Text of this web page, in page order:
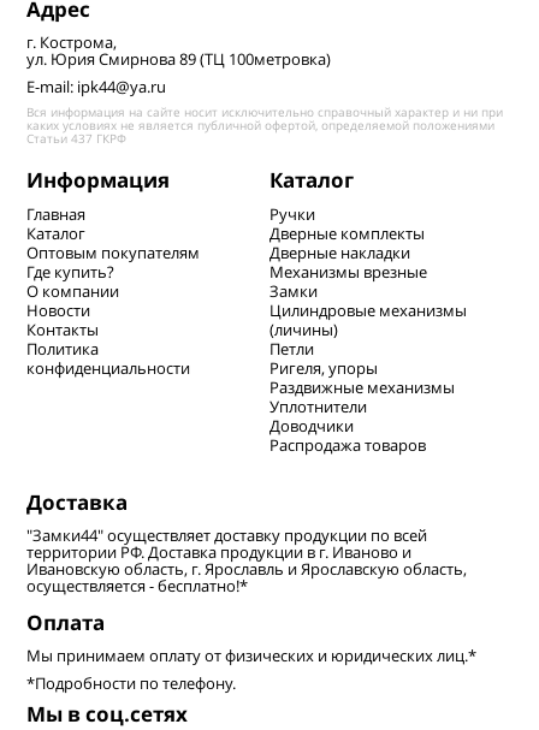
Адрес
г. Кострома,
ул. Юрия Смирнова 89 (ТЦ 100метровка)
E-mail: ipk44@ya.ru
Вся информация на сайте носит исключительно справочный характер и ни при
каких условиях не является публичной офертой, определяемой положениями
Статьи 437 ГКРФ
Информация
Главная
Каталог
Оптовым покупателям
Где купить?
О компании
Новости
Контакты
Политика
конфиденциальности
Каталог
Ручки
Дверные комплекты
Дверные накладки
Механизмы врезные
Замки
Цилиндровые механизмы
(личины)
Петли
Ригеля, упоры
Раздвижные механизмы
Уплотнители
Доводчики
Распродажа товаров
Доставка
"Замки44" осуществляет доставку продукции по всей
территории РФ. Доставка продукции в г. Иваново и
Ивановскую область, г. Ярославль и Ярославскую область,
осуществляется - бесплатно!*
Оплата
Мы принимаем оплату от физических и юридических лиц.*
*Подробности по телефону.
Мы в соц.сетях